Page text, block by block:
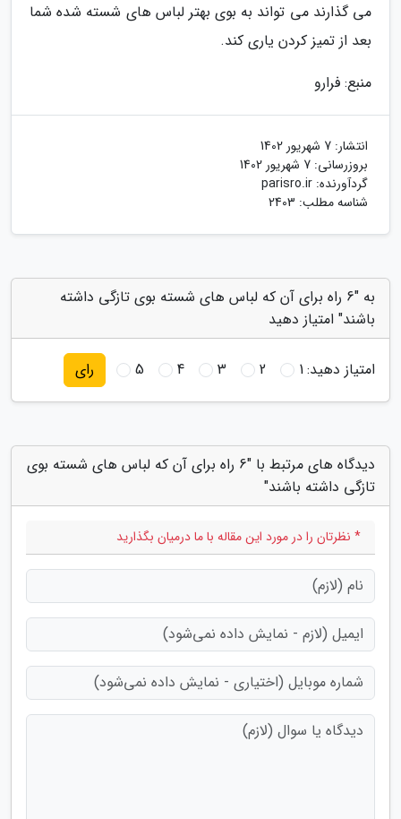
می گذارند می تواند به بوی بهتر لباس های شسته شده شما
بعد از تمیز کردن یاری کند.
منبع: فرارو
انتشار: 7 شهریور 1402
بروزرسانی: 7 شهریور 1402
گردآورنده: parisro.ir
شناسه مطلب: 2403
به "6 راه برای آن که لباس های شسته بوی تازگی داشته
باشند" امتیاز دهید
امتیاز دهید:1
2
3
4
5 رای
دیدگاه های مرتبط با "6 راه برای آن که لباس های شسته بوی
تازگی داشته باشند"
* نظرتان را در مورد این مقاله با ما درمیان بگذارید